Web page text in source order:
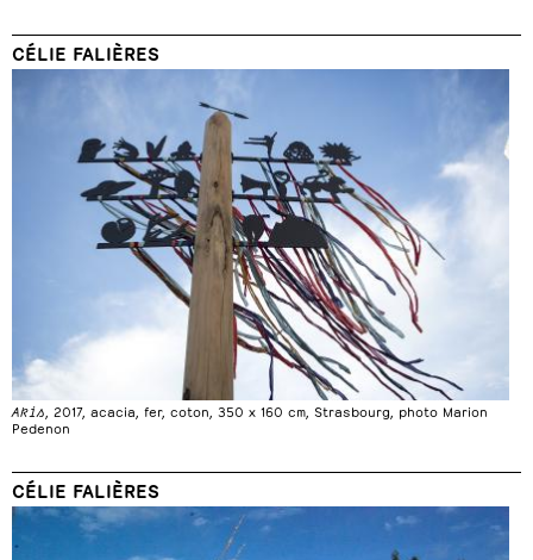
CÉLIE FALIÈRES
Akis, 2017, acacia, fer, coton, 350 x 160 cm, Strasbourg, photo Marion
Pedenon
CÉLIE FALIÈRES